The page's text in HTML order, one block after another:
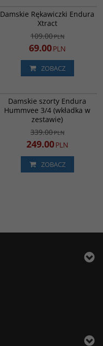
PROMOCJA WYPRZEDAŻ
Damskie Rękawiczki Endura
Xtract
109.00PLN
69.00PLN
ZOBACZ
PROMOCJA
Damskie szorty Endura
Hummvee 3/4 (wkładka w
zestawie)
339.00PLN
249.00PLN
ZOBACZ